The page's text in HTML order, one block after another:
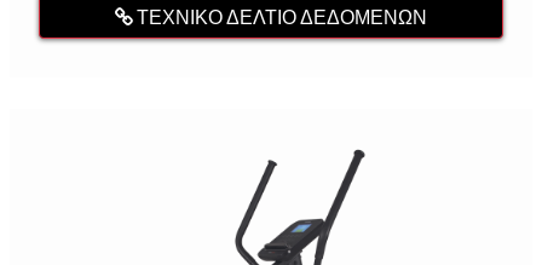
ΤΕΧΝΙΚΌ ΔΕΛΤΊΟ ΔΕΔΟΜΈΝΩΝ